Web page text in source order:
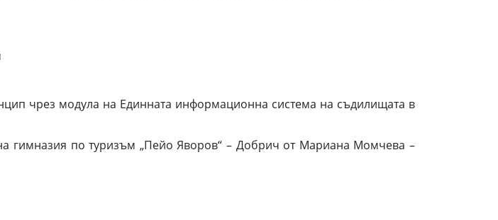
чрез модула на Единната информационна система на съдилищата в
гимназия по туризъм „Пейо Яворов“ – Добрич от Мариана Момчева –